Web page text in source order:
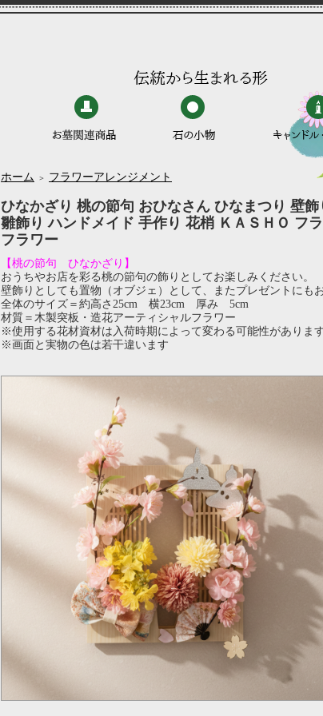
ホーム ＞ フラワーアレンジメント
ひなかざり 桃の節句 おひなさん ひなまつり 壁
雛飾り ハンドメイド 手作り 花梢 ＫＡＳＨＯ フ
フラワー
【桃の節句 ひなかざり】
おうちやお店を彩る桃の節句の飾りとしてお楽しみください。
壁飾りとしても置物（オブジェ）として、またプレゼントにも
全体のサイズ＝約高さ25cm 横23cm 厚み 5cm
材質＝木製突板・造花アーティシャルフラワー
※使用する花材資材は入荷時期によって変わる可能性があります
※画面と実物の色は若干違います